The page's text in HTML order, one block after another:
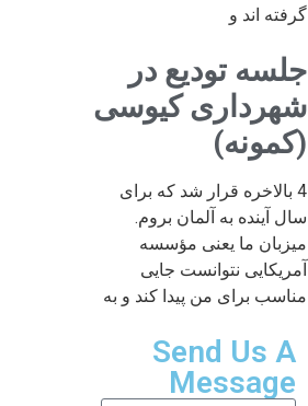
گرفته اند و
جلسه تودیع در
شهرداری کیوسی
(کمونه)
4 بالاخره قرار شد که برای
سال آینده به آلمان بروم.
میزبان ما یعنی مؤسسه
آمریکایی نتوانست جایی
مناسب برای من پیدا کند و به
Send Us A
Message